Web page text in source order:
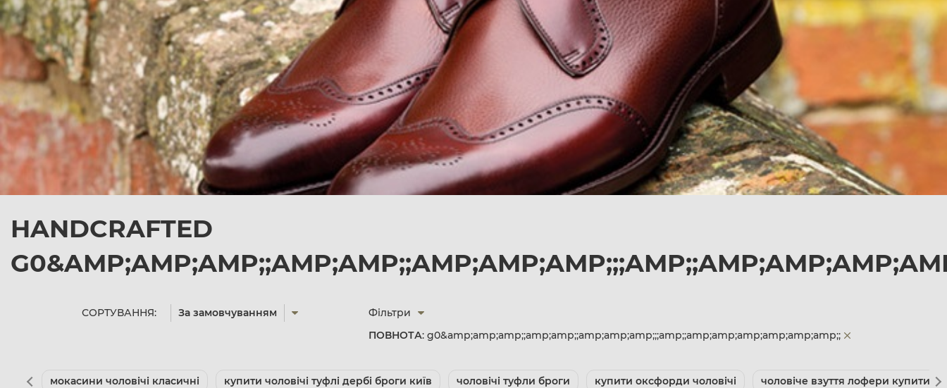
HANDCRAFTED
СОРТУВАННЯ: За замовчуванням
Фільтри
ПОВНОТА: g0&amp;amp;amp;;amp;amp;;amp;amp;amp;;;amp;;amp;amp;amp;amp;amp;amp;;
мокасини чоловічі класичні купити чоловічі туфлі дербі броги київ чоловічі туфли броги купити оксфорди чоловічі чоловіче взуття лофери купити